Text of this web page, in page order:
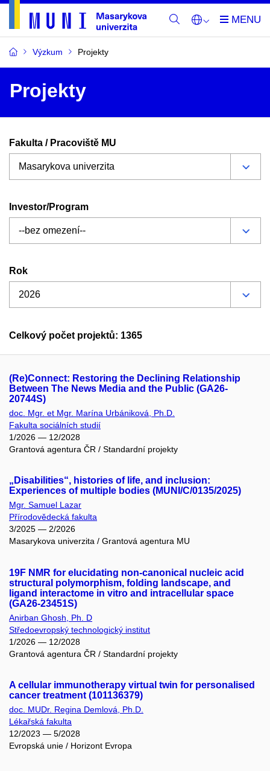
Výzkum Projekty
Projekty
Fakulta / Pracoviště MU
Investor/Program
Rok
Celkový počet projektů: 1365
(Re)Connect: Restoring the Declining Relationship
Between The News Media and the Public (GA26-
20744S)
doc. Mgr. et Mgr. Marína Urbániková, Ph.D.
Fakulta sociálních studií
1/2026 — 12/2028
Grantová agentura ČR / Standardní projekty
„Disabilities“, histories of life, and inclusion:
Experiences of multiple bodies (MUNI/C/0135/2025)
Mgr. Samuel Lazar
Přírodovědecká fakulta
3/2025 — 2/2026
Masarykova univerzita / Grantová agentura MU
19F NMR for elucidating non-canonical nucleic acid
structural polymorphism, folding landscape, and
ligand interactome in vitro and intracellular space
(GA26-23451S)
Anirban Ghosh, Ph. D
Středoevropský technologický institut
1/2026 — 12/2028
Grantová agentura ČR / Standardní projekty
A cellular immunotherapy virtual twin for personalised
cancer treatment (101136379)
doc. MUDr. Regina Demlová, Ph.D.
Lékařská fakulta
12/2023 — 5/2028
Evropská unie / Horizont Evropa